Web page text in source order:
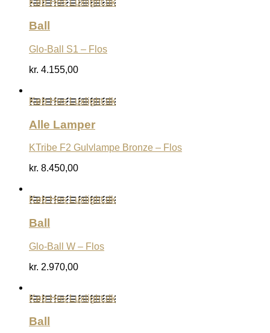
Køb Hos Luxlight.dk
Ball
Glo-Ball S1 – Flos
kr. 4.155,00
Køb Hos Luxlight.dk
Alle Lamper
KTribe F2 Gulvlampe Bronze – Flos
kr. 8.450,00
Køb Hos Luxlight.dk
Ball
Glo-Ball W – Flos
kr. 2.970,00
Køb Hos Luxlight.dk
Ball